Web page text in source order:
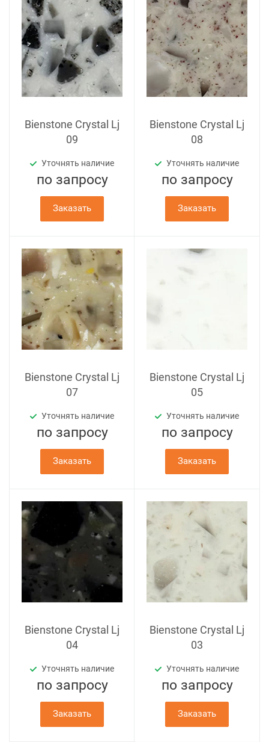
Bienstone Crystal Lj
09
Уточнять наличие
по запросу
Заказать
Bienstone Crystal Lj
08
Уточнять наличие
по запросу
Заказать
Bienstone Crystal Lj
07
Уточнять наличие
по запросу
Заказать
Bienstone Crystal Lj
05
Уточнять наличие
по запросу
Заказать
Bienstone Crystal Lj
04
Уточнять наличие
по запросу
Заказать
Bienstone Crystal Lj
03
Уточнять наличие
по запросу
Заказать